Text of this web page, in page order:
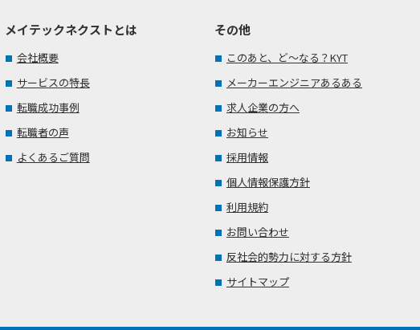
メイテックネクストとは
会社概要
サービスの特長
転職成功事例
転職者の声
よくあるご質問
その他
このあと、ど～なる？KYT
メーカーエンジニアあるある
求人企業の方へ
お知らせ
採用情報
個人情報保護方針
利用規約
お問い合わせ
反社会的勢力に対する方針
サイトマップ